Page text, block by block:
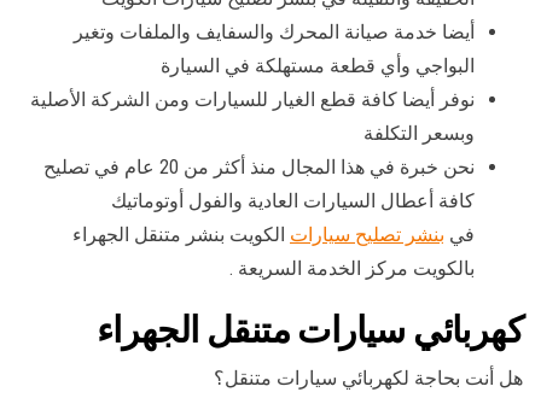
أيضا خدمة صيانة المحرك والسفايف والملفات وتغير
البواجي وأي قطعة مستهلكة في السيارة
نوفر أيضا كافة قطع الغيار للسيارات ومن الشركة الأصلية
وبسعر التكلفة
نحن خبرة في هذا المجال منذ أكثر من 20 عام في تصليح
كافة أعطال السيارات العادية والفول أوتوماتيك
في بنشر تصليح سيارات الكويت بنشر متنقل الجهراء
بالكويت مركز الخدمة السريعة .
كهربائي سيارات متنقل الجهراء
هل أنت بحاجة لكهربائي سيارات متنقل؟